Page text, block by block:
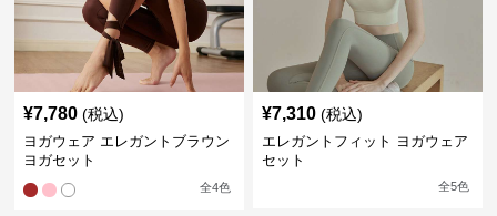
¥7,780 (税込)
ヨガウェア エレガントブラウン
ヨガセット
全4色
¥7,310 (税込)
エレガントフィット ヨガウェア
セット
全5色